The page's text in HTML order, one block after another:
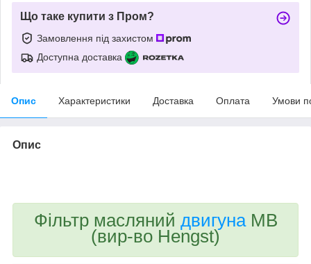
Що таке купити з Пром?
Замовлення під захистом
Доступна доставка
Опис Характеристики Доставка Оплата Умови
Опис
Фільтр масляний двигунаMB
(вир-во Hengst)